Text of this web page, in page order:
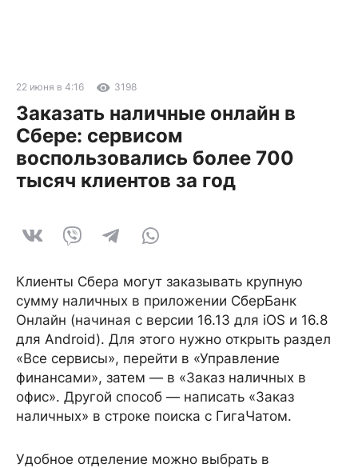
22 июня в 4:16 3198
Заказать наличные онлайн в
Сбере: сервисом
воспользовались более 700
тысяч клиентов за год
Клиенты Сбера могут заказывать крупную
сумму наличных в приложении СберБанк
Онлайн (начиная с версии 16.13 для iOS и 16.8
для Android). Для этого нужно открыть раздел
«Все сервисы», перейти в «Управление
финансами», затем — в «Заказ наличных в
офис». Другой способ — написать «Заказ
наличных» в строке поиска с ГигаЧатом.
Удобное отделение можно выбрать в